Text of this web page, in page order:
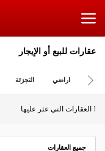
عقارات للبيع أو الإيجار
اراضي التجزئة
1 العقارات التي عثر عليها
جميع العقارات